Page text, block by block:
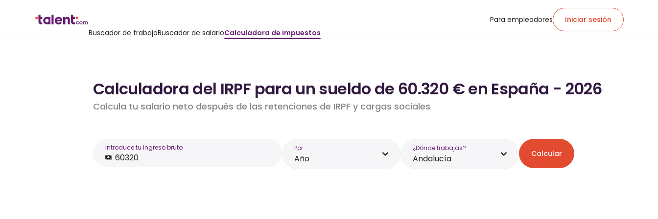
Buscador de trabajoBuscador de salarioCalculadora de impuestos
Para empleadores Iniciar sesión
Calculadora del IRPF para un sueldo de 60.320 € en España - 2026
Calcula tu salario neto después de las retenciones de IRPF y cargas sociales
Introduce tu ingreso bruto Por
Año
¿Dónde trabajas?
Andalucía Calcular